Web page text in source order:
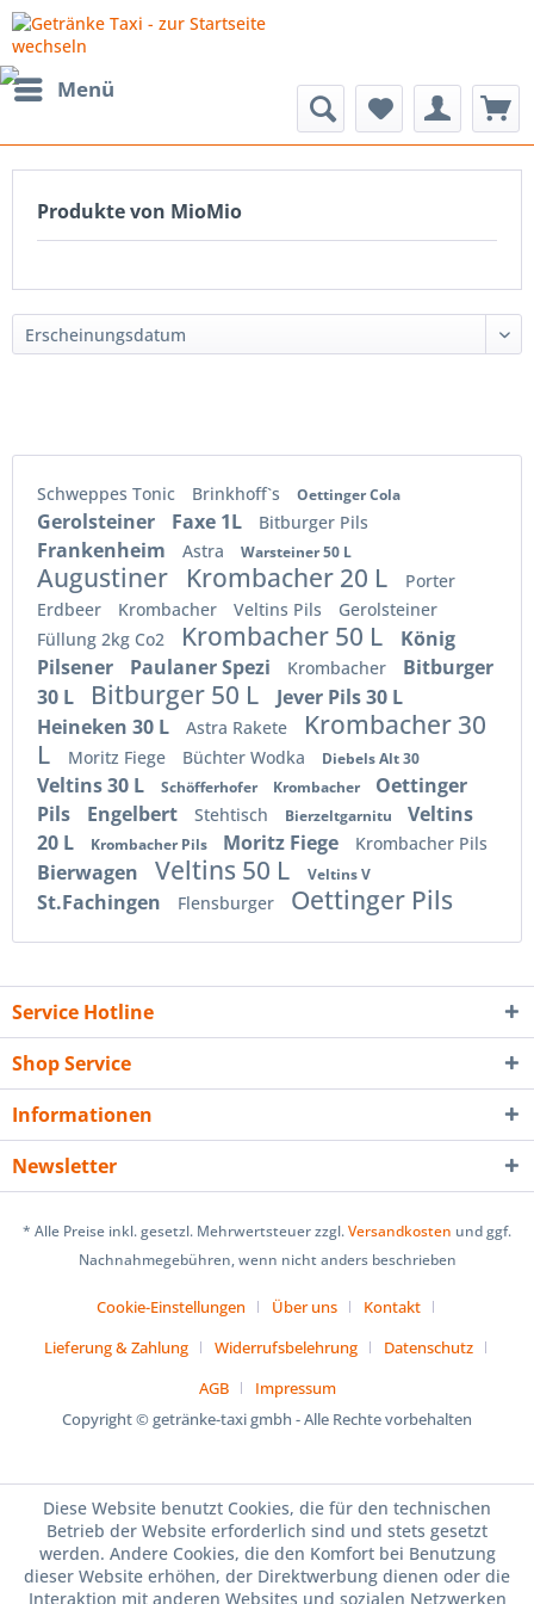
Menü
Produkte von MioMio
Schweppes Tonic Brinkhoff`s Oettinger Cola
Gerolsteiner Faxe 1L Bitburger Pils
Frankenheim Astra Warsteiner 50 L
Augustiner Krombacher 20 L
Porter
Erdbeer
Krombacher Veltins Pils
Gerolsteiner
Füllung 2kg Co2
Krombacher 50 L
König
Pilsener
Paulaner Spezi Krombacher
Bitburger
30 L
Bitburger 50 L
Jever Pils 30 L
Heineken 30 L
Astra Rakete
Krombacher 30
L
Moritz Fiege Büchter Wodka Diebels Alt 30
Veltins 30 L Schöfferhofer Krombacher
Oettinger
Pils
Engelbert Stehtisch Bierzeltgarnitu
Veltins
20 L
Krombacher Pils Moritz Fiege Krombacher Pils
Bierwagen Veltins 50 L Veltins V
St.Fachingen Flensburger Oettinger Pils
Service Hotline
Shop Service
Informationen
Newsletter
* Alle Preise inkl. gesetzl. Mehrwertsteuer zzgl.Versandkosten und ggf.
Nachnahmegebühren, wenn nicht anders beschrieben
Cookie-Einstellungen Über uns
Kontakt
Lieferung & Zahlung
Widerrufsbelehrung
Datenschutz
AGB
Impressum
Copyright © getränke-taxi gmbh - Alle Rechte vorbehalten
Diese Website benutzt Cookies, die für den technischen
Betrieb der Website erforderlich sind und stets gesetzt
werden. Andere Cookies, die den Komfort bei Benutzung
dieser Website erhöhen, der Direktwerbung dienen oder die
Interaktion mit anderen Websites und sozialen Netzwerken